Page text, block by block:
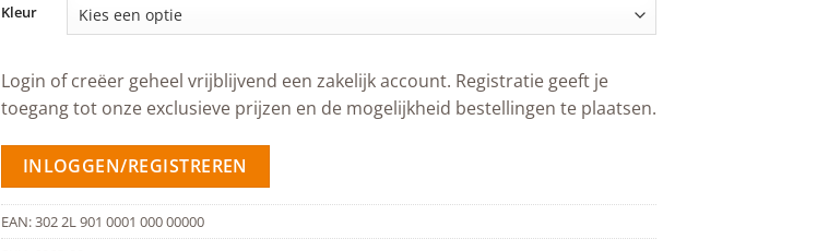
Kleur
Login of creëer geheel vrijblijvend een zakelijk account. Registratie geeft je
toegang tot onze exclusieve prijzen en de mogelijkheid bestellingen te plaatsen.
INLOGGEN/REGISTREREN
EAN:302 2L 901 0001 000 00000